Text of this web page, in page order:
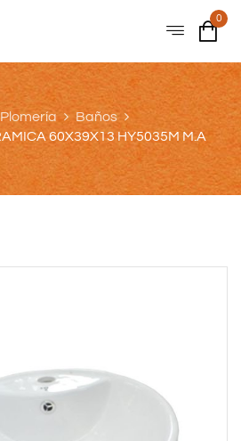
0
Plomería
Baños
60X39X13 HY5035M M.A